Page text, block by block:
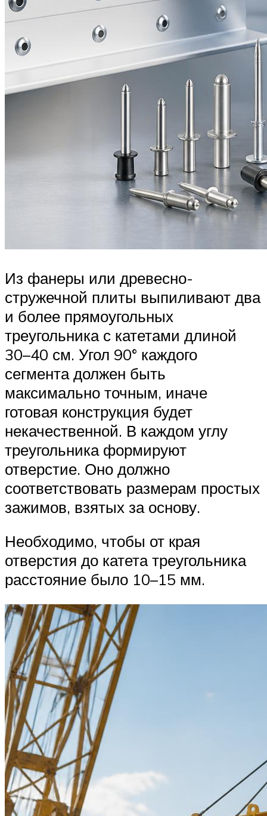
Из фанеры или древесно-
стружечной плиты выпиливают два
и более прямоугольных
треугольника с катетами длиной
30–40 см. Угол 90° каждого
сегмента должен быть
максимально точным, иначе
готовая конструкция будет
некачественной. В каждом углу
треугольника формируют
отверстие. Оно должно
соответствовать размерам простых
зажимов, взятых за основу.
Необходимо, чтобы от края
отверстия до катета треугольника
расстояние было 10–15 мм.